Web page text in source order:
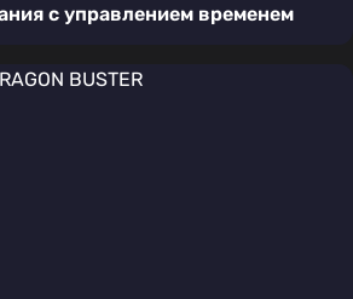
с управлением временем